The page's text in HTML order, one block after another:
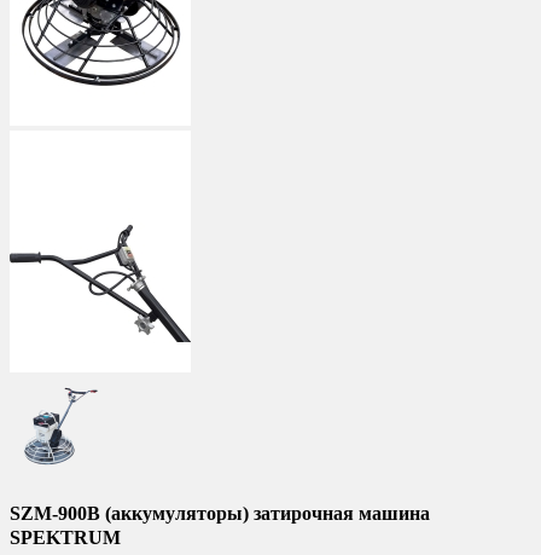
SZM-900B (аккумуляторы) затирочная машина
SPEKTRUM